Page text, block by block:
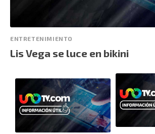
ENTRETENIMIENTO
Lis Vega se luce en bikini